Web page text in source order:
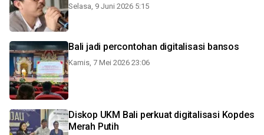
Selasa, 9 Juni 2026 5:15
Bali jadi percontohan digitalisasi bansos
Kamis, 7 Mei 2026 23:06
Diskop UKM Bali perkuat digitalisasi Kopdes
Merah Putih